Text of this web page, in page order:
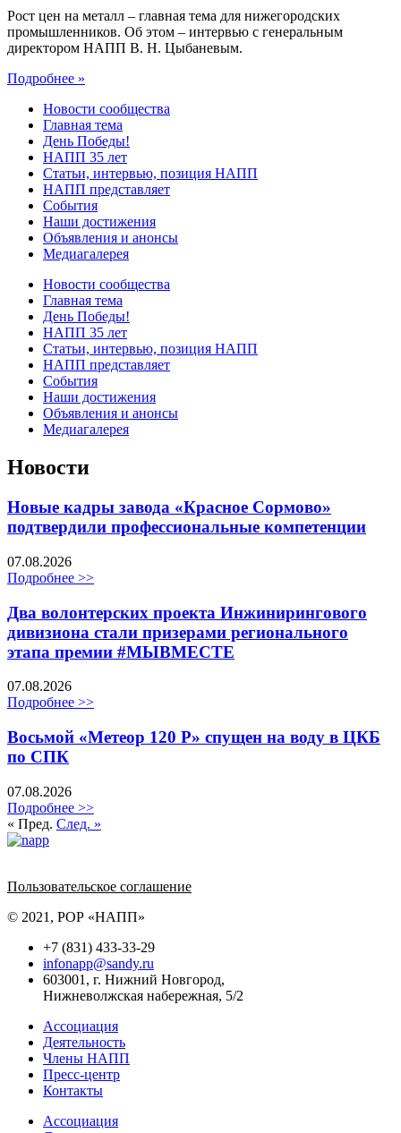
Рост цен на металл – главная тема для нижегородских
промышленников. Об этом – интервью с генеральным
директором НАПП В. Н. Цыбаневым.
Подробнее »
Новости сообщества
Главная тема
День Победы!
НАПП 35 лет
Статьи, интервью, позиция НАПП
НАПП представляет
События
Наши достижения
Объявления и анонсы
Медиагалерея
Новости сообщества
Главная тема
День Победы!
НАПП 35 лет
Статьи, интервью, позиция НАПП
НАПП представляет
События
Наши достижения
Объявления и анонсы
Медиагалерея
Новости
Новые кадры завода «Красное Сормово»
подтвердили профессиональные компетенции
07.08.2026
Подробнее >>
Два волонтерских проекта Инжинирингового
дивизиона стали призерами регионального
этапа премии #МЫВМЕСТЕ
07.08.2026
Подробнее >>
Восьмой «Метеор 120 Р» спущен на воду в ЦКБ
по СПК
07.08.2026
Подробнее >>
« Пред. След. »
Пользовательское соглашение
© 2021, РОР «НАПП»
+7 (831) 433-33-29
infonapp@sandy.ru
603001, г. Нижний Новгород,
Нижневолжская набережная, 5/2
Ассоциация
Деятельность
Члены НАПП
Пресс-центр
Контакты
Ассоциация